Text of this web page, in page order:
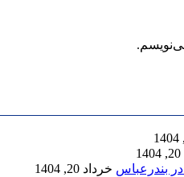
بندرعباس خرداد 20, 1404